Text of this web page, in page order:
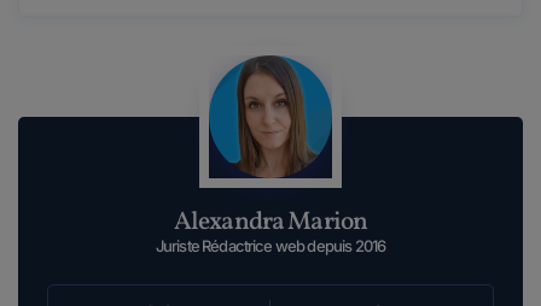
Alexandra Marion
Juriste Rédactrice web depuis 2016